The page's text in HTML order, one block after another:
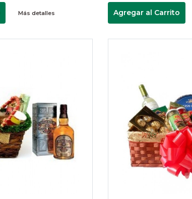
Más detalles Agregar al Carrito